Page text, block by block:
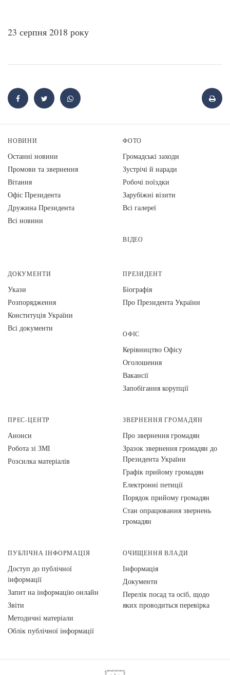
23 серпня 2018 року
НОВИНИ
Останні новини
Промови та звернення
Вiтання
Офіс Президента
Дружина Президента
Всі новини
ФОТО
Громадські заходи
Зустрічі й наради
Робочі поїздки
Зарубіжні візити
Всі галереї
ВІДЕО
ДОКУМЕНТИ
Укази
Розпорядження
Конституція України
Всі документи
ПРЕЗИДЕНТ
Біографія
Про Президента України
ОФІС
Керівництво Офісу
Оголошення
Вакансії
Запобігання корупції
ПРЕС-ЦЕНТР
Анонси
Робота зі ЗМІ
Розсилка матеріалів
ЗВЕРНЕННЯ ГРОМАДЯН
Про звернення громадян
Зразок звернення громадян до
Президента України
Графік прийому громадян
Електронні петиції
Порядок прийому громадян
Стан опрацювання звернень
громадян
ПУБЛІЧНА ІНФОРМАЦІЯ
Доступ до публічної
інформації
Запит на інформацію онлайн
Звіти
Методичні матеріали
Облік публічної інформації
ОЧИЩЕННЯ ВЛАДИ
Інформація
Документи
Перелік посад та осіб, щодо
яких проводиться перевірка